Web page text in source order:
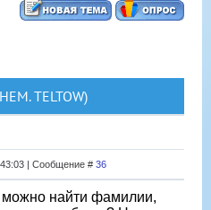
TELTOW)
| Сообщение # 36
можно найти фамилии,